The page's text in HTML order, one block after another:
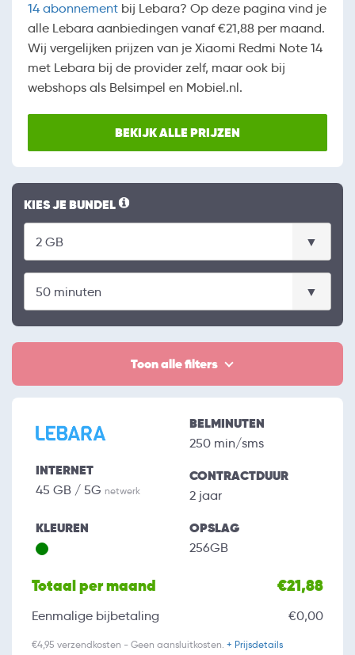
14 abonnement bij Lebara? Op deze pagina vind je
alle Lebara aanbiedingen vanaf €21,88 per maand.
Wij vergelijken prijzen van je Xiaomi Redmi Note 14
met Lebara bij de provider zelf, maar ook bij
webshops als Belsimpel en Mobiel.nl.
BEKIJK ALLE PRIJZEN
KIES JE BUNDEL
Toon alle filters
INTERNET
45 GB / 5G netwerk
BELMINUTEN
250 min/sms
CONTRACTDUUR
2 jaar
KLEUREN OPSLAG
256GB
Totaal per maand €21,88
Eenmalige bijbetaling €0,00
€4,95 verzendkosten - Geen aansluitkosten. + Prijsdetails